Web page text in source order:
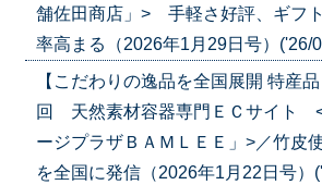
舗佐田商店」> 手軽さ好評、ギフ
率高まる（2026年1月29日号）('26/
【こだわりの逸品を全国展開 特産
回 天然素材容器専門ＥＣサイト
ージプラザＢＡＭＬＥＥ」>／竹皮
を全国に発信（2026年1月22日号）